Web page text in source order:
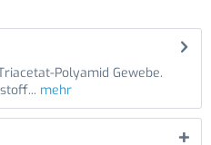
Polyamid Gewebe.
mehr